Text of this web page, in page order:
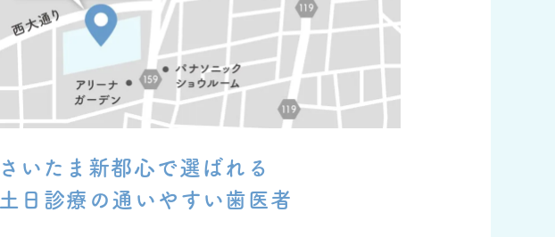
さいたま新都心で選ばれる
土日診療の通いやすい歯医者